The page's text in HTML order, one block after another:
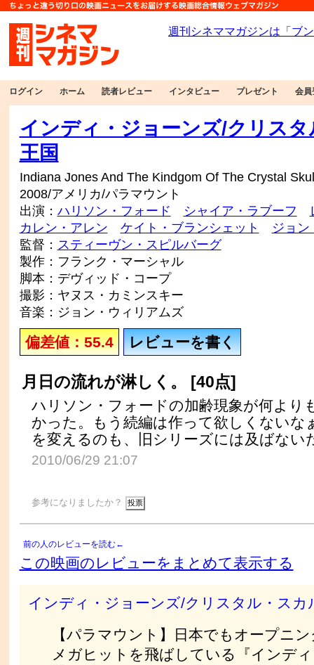
ログイン ホーム 読者レビュー インタビュー プレゼント 会員
インディ・ジョーンズ/クリス
王国
Indiana Jones And The Kindgom Of The Crystal
2008/アメリカ/パラマウント
出演： ハリソン・フォード シャイア・ラブーフ
カレン・アレン
ケイト・ブランシェット
ジョン
監督： スティーヴン・スピルバーグ
製作：フランク・マーシャル
脚本：デヴィッド・コープ
撮影：ヤヌス・カミンスキー
音楽：ジョン・ウィリアムズ
偏差値：55.4 レビューを書く
月日の流れが淋しく。 [40点]
ハリソン・フォードの加齢現象が何より
かった。もう続編は作って欲しくないな
を変えるのも、旧シリーズには及ばない
2010/06/29 21:07
参考になりましたか？
前の人のレビューを読む←
この映画のレビューをまとめて表示する
インディ・ジョーンズ/クリスタル・スカ
【パラマウント】日本でもオープニ
メガヒットを飛ばしている『インデ